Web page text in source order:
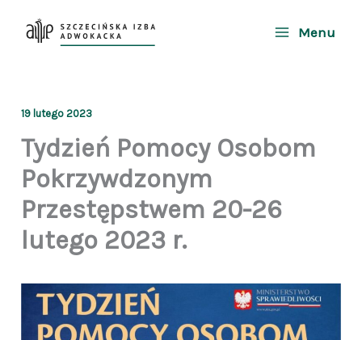
Menu
19 lutego 2023
Tydzień Pomocy Osobom
Pokrzywdzonym
Przestępstwem 20-26
lutego 2023 r.